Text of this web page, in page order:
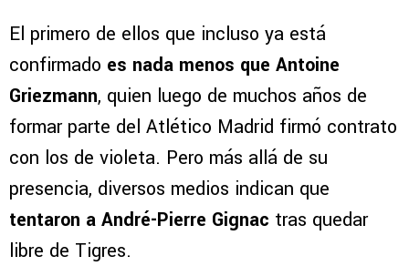
El primero de ellos que incluso ya está
confirmado es nada menos que Antoine
Griezmann, quien luego de muchos años de
formar parte del Atlético Madrid firmó contrato
con los de violeta. Pero más allá de su
presencia, diversos medios indican que
tentaron a André-Pierre Gignac tras quedar
libre de Tigres.